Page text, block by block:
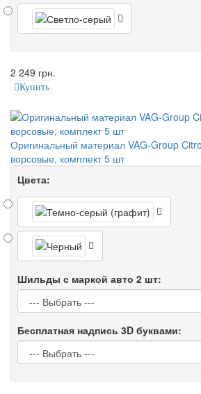
2 249 грн.
Купить
Оригинальный материал VAG-Group
ворсовые, комплект 5 шт
Цвета:
Шильды с маркой авто 2 шт:
Бесплатная надпись 3D буквами: